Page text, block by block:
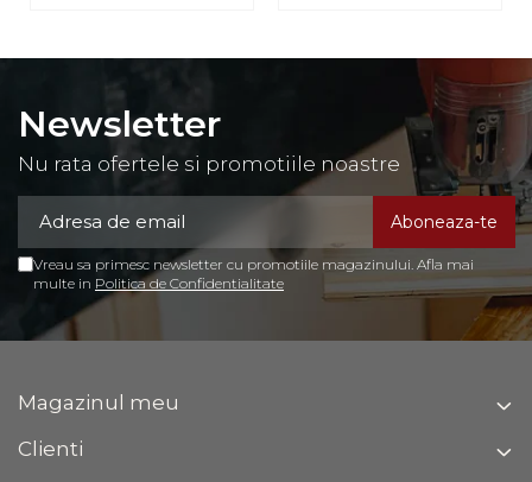
Newsletter
Nu rata ofertele si promotiile noastre
Vreau sa primesc newsletter cu promotiile magazinului. Afla mai
multe in Politica de Confidentialitate
Magazinul meu
Clienti